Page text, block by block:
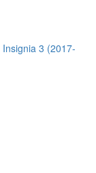
Insignia 3 (2017-